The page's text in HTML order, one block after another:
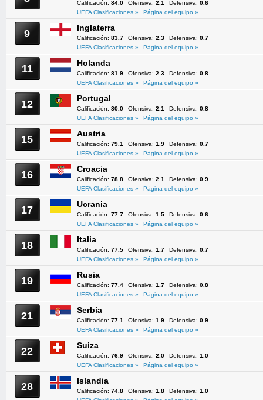
Calificación: 84.0 Ofensiva: 2.1 Defensiva: 0.6
UEFA Clasificaciones »
Página del equipo »
9 Inglaterra
Calificación: 83.7 Ofensiva: 2.3 Defensiva: 0.7
UEFA Clasificaciones »
Página del equipo »
11 Holanda
Calificación: 81.9 Ofensiva: 2.3 Defensiva: 0.8
UEFA Clasificaciones »
Página del equipo »
12 Portugal
Calificación: 80.0 Ofensiva: 2.1 Defensiva: 0.8
UEFA Clasificaciones »
Página del equipo »
15 Austria
Calificación: 79.1 Ofensiva: 1.9 Defensiva: 0.7
UEFA Clasificaciones »
Página del equipo »
16 Croacia
Calificación: 78.8 Ofensiva: 2.1 Defensiva: 0.9
UEFA Clasificaciones »
Página del equipo »
17 Ucrania
Calificación: 77.7 Ofensiva: 1.5 Defensiva: 0.6
UEFA Clasificaciones »
Página del equipo »
18 Italia
Calificación: 77.5 Ofensiva: 1.7 Defensiva: 0.7
UEFA Clasificaciones »
Página del equipo »
19 Rusia
Calificación: 77.4 Ofensiva: 1.7 Defensiva: 0.8
UEFA Clasificaciones »
Página del equipo »
21 Serbia
Calificación: 77.1 Ofensiva: 1.9 Defensiva: 0.9
UEFA Clasificaciones »
Página del equipo »
22 Suiza
Calificación: 76.9 Ofensiva: 2.0 Defensiva: 1.0
UEFA Clasificaciones »
Página del equipo »
28 Islandia
Calificación: 74.8 Ofensiva: 1.8 Defensiva: 1.0